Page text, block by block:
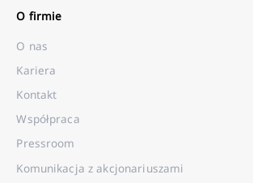
O firmie
O nas
Kariera
Kontakt
Współpraca
Pressroom
Komunikacja z akcjonariuszami